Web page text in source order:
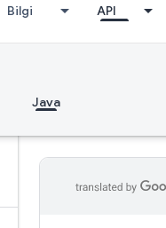
Bilgi API
Java